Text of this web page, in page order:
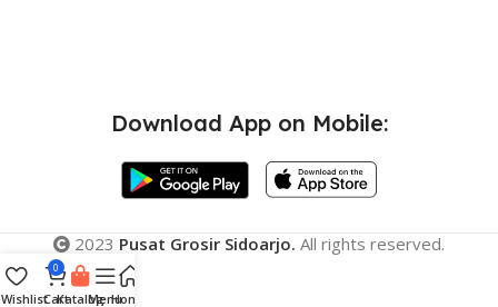
Download App on Mobile:
2023 Pusat Grosir Sidoarjo. All rights reserved.
Wishlist
0
CartKatalogMenuHome